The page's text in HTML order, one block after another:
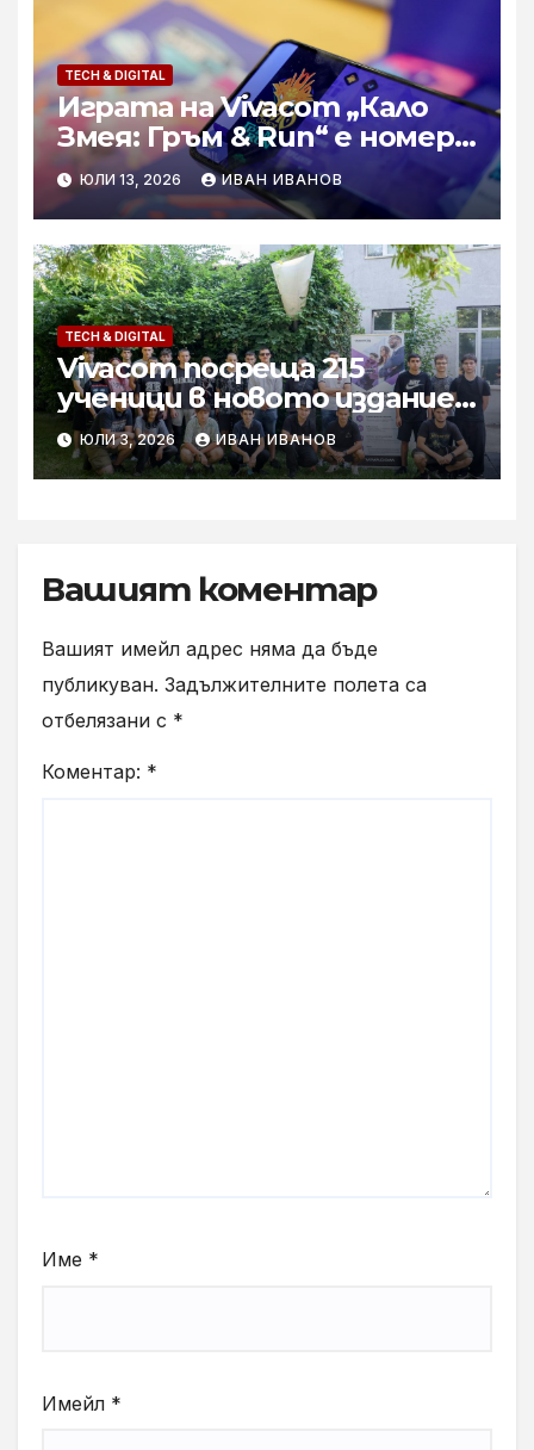
TECH & DIGITAL
Играта на Vivacom „Кало
Змея: Гръм & Run“ e номер 1
за България в Google Play и
App Store
ЮЛИ 13, 2026 ИВАН ИВАНОВ
TECH & DIGITAL
Vivacom посреща 215
ученици в новото издание
на Практикантската си
програма
ЮЛИ 3, 2026 ИВАН ИВАНОВ
Вашият коментар
Вашият имейл адрес няма да бъде
публикуван. Задължителните полета са
отбелязани с *
Коментар: *
Име *
Имейл *